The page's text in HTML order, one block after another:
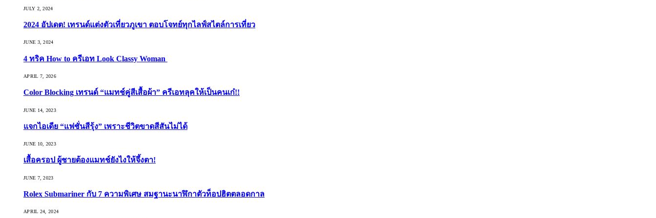
JULY 2, 2024
2024 อัปเดต! เทรนด์แต่งตัวเที่ยวภูเขา ตอบโจทย์ทุกไลฟ์สไตล์การเที่ยว
JUNE 3, 2024
4 ทริค How to ครีเอท Look Classy Woman
APRIL 7, 2026
Color Blocking เทรนด์ “แมทช์คู่สีเสื้อผ้า” ครีเอทลุคให้เป็นคนเก๋!!
JUNE 14, 2023
แจกไอเดีย “แฟชั่นสีรุ้ง” เพราะชีวิตขาดสีสันไม่ได้
JUNE 10, 2023
เสื้อครอป ผู้ชายต้องแมทช์ยังไงให้จึ้งตา!
JUNE 7, 2023
Rolex Submariner กับ 7 ความพิเศษ สมฐานะนาฬิกาตัวท็อปฮิตตลอดกาล
APRIL 24, 2024